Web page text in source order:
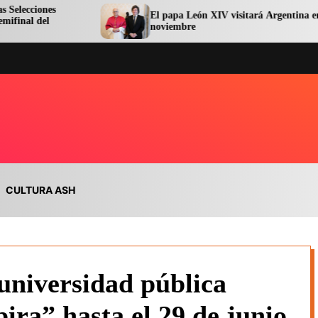
El papa León XIV visitará Argentina en
noviembre
CULTURA ASH
pública